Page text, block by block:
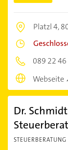
Platzl 4,
089 22 46
Webseite
Dr.
STEUERBERATUNG